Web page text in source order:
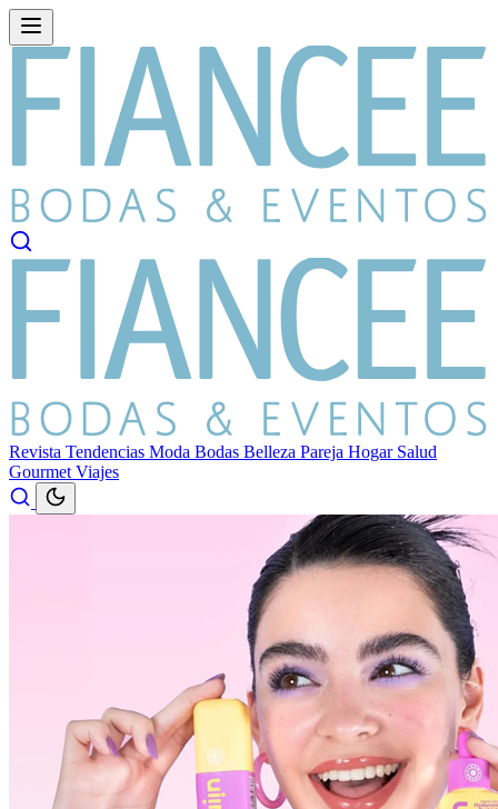
Revista Tendencias Moda Bodas Belleza Pareja Hogar Salud
Gourmet Viajes